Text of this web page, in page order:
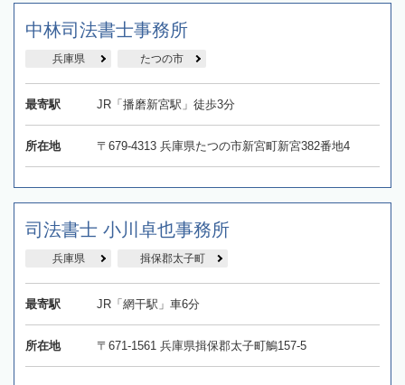
中林司法書士事務所
兵庫県 たつの市
最寄駅 JR「播磨新宮駅」徒歩3分
所在地 〒679-4313 兵庫県たつの市新宮町新宮382番地4
司法書士 小川卓也事務所
兵庫県 揖保郡太子町
最寄駅 JR「網干駅」車6分
所在地 〒671-1561 兵庫県揖保郡太子町鵤157-5